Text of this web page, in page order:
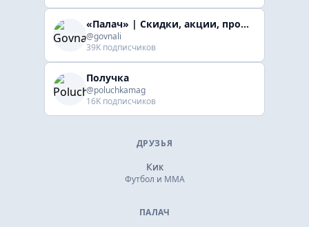
«Палач» | Скидки, акции, промокоды
@govnali
39K подписчиков
Получка
@poluchkamag
16K подписчиков
ДРУЗЬЯ
Кик
Футбол и ММА
ПАЛАЧ